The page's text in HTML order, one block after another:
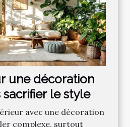
une décoration
le style
avec une décoration
complexe, surtout